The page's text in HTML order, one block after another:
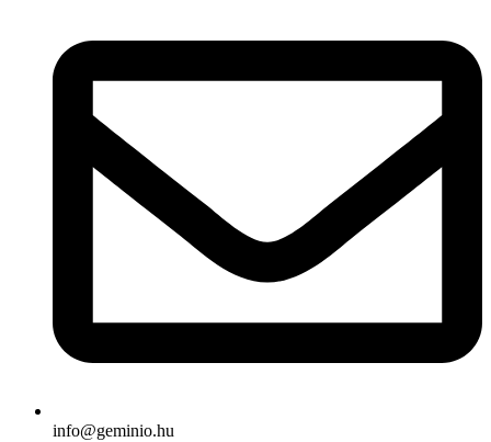
info@geminio.hu